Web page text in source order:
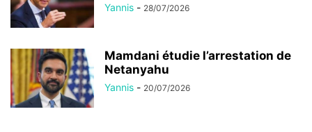
Yannis - 28/07/2026
Mamdani étudie l’arrestation de
Netanyahu
Yannis - 20/07/2026